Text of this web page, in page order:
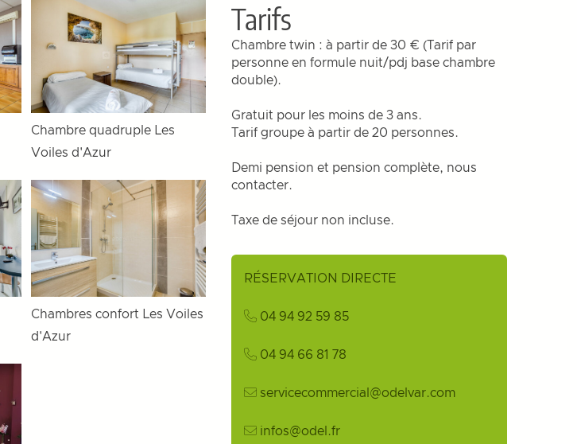
Chambre quadruple Les
Voiles d'Azur
Chambres confort Les Voiles
d'Azur
Tarifs
Chambre twin : à partir de 30 € (Tarif par
personne en formule nuit/pdj base chambre
double).
Gratuit pour les moins de 3 ans.
Tarif groupe à partir de 20 personnes.
Demi pension et pension complète, nous
contacter.
Taxe de séjour non incluse.
RÉSERVATION DIRECTE
04 94 92 59 85
04 94 66 81 78
servicecommercial@odelvar.com
infos@odel.fr